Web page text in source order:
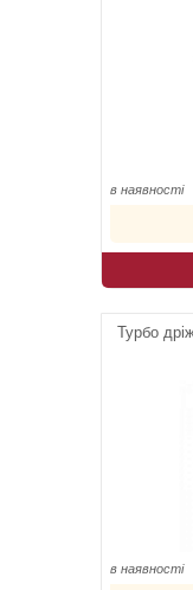
в наявності
Турбо
в наявності